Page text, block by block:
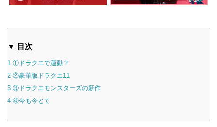
▼ 目次
1 ①ドラクエで運動？
2 ②豪華版ドラクエ11
3 ③ドラクエモンスターズの新作
4 ④今も今とて